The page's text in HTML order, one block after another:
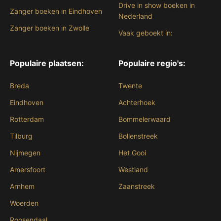
Zanger boeken in Eindhoven
Zanger boeken in Zwolle
Drive in show boeken in
Nederland
Vaak geboekt in:
Populaire plaatsen:
Breda
Eindhoven
Rotterdam
Tilburg
Nijmegen
Amersfoort
Arnhem
Woerden
Populaire regio's:
Twente
Achterhoek
Bommelerwaard
Bollenstreek
Het Gooi
Westland
Zaanstreek